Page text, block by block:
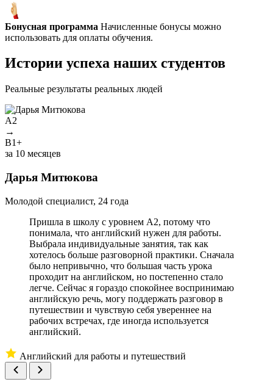
Бонусная программа Начисленные бонусы можно
использовать для оплаты обучения.
Истории успеха наших студентов
Реальные результаты реальных людей
A2
→
B1+
за 10 месяцев
Дарья Митюкова
Молодой специалист, 24 года
Пришла в школу с уровнем A2, потому что
понимала, что английский нужен для работы.
Выбрала индивидуальные занятия, так как
хотелось больше разговорной практики. Сначала
было непривычно, что большая часть урока
проходит на английском, но постепенно стало
легче. Сейчас я гораздо спокойнее воспринимаю
английскую речь, могу поддержать разговор в
путешествии и чувствую себя увереннее на
рабочих встречах, где иногда используется
английский.
Английский для работы и путешествий